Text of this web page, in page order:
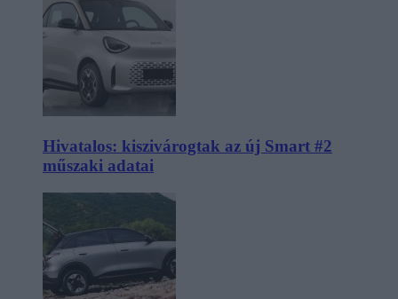
Hivatalos: kiszivárogtak az új Smart #2
műszaki adatai